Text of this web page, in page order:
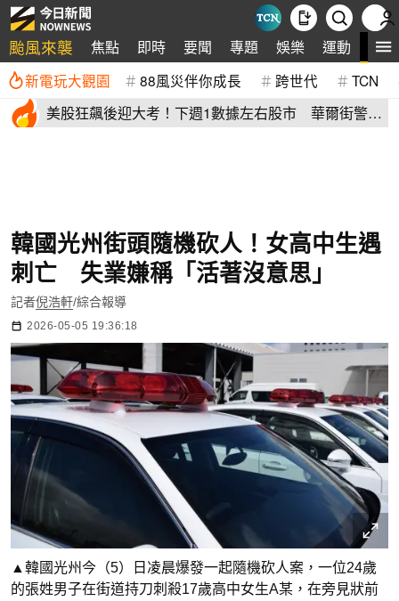
颱風來襲 焦點 即時 要聞 專題 娛樂 運動 全
新電玩大觀園 88風災伴你成長 跨世代 TCN
美股狂飆後迎大考！下週1數據左右股市 華爾街警
韓國光州街頭隨機砍人！女高中生遇
刺亡 失業嫌稱「活著沒意思」
記者倪浩軒/綜合報導
2026-05-05 19:36:18
▲韓國光州今（5）日凌晨爆發一起隨機砍人案，一位24歲
的張姓男子在街道持刀刺殺17歲高中女生A某，在旁見狀前